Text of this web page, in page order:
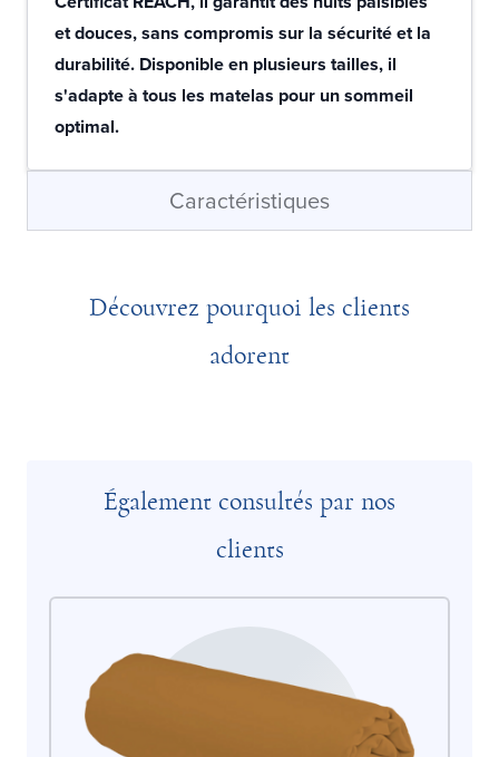
et douces, sans compromis sur la sécurité et la
durabilité. Disponible en plusieurs tailles, il
s'adapte à tous les matelas pour un sommeil
optimal.
Caractéristiques
Découvrez pourquoi les clients
adorent
Également consultés par nos
clients